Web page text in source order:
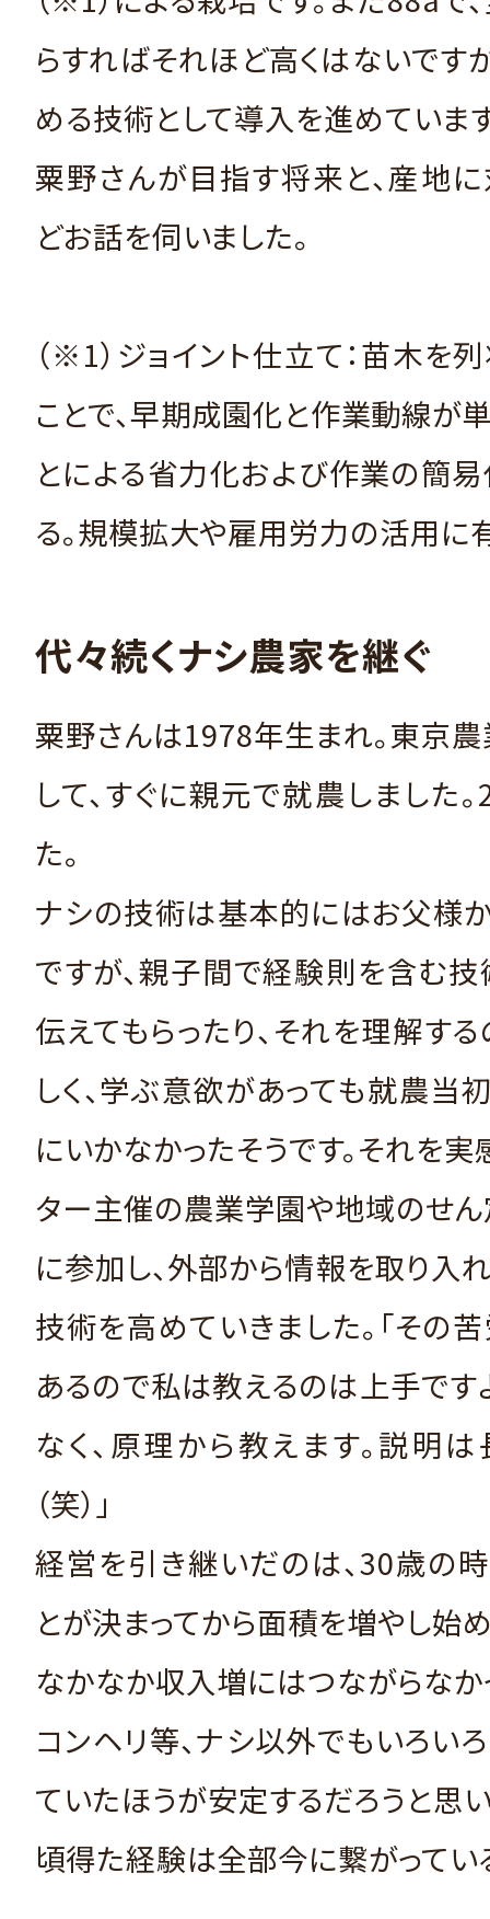
らすればそれほど高くはないです
める技術として導入を進めていま
粟野さんが目指す将来と、産地
どお話を伺いました。
（※1）ジョイント仕立て：苗木を
ことで、早期成園化と作業動線が
とによる省力化および作業の簡
る。規模拡大や雇用労力の活用に
代々続くナシ農家を継ぐ
粟野さんは1978年生まれ。東京
して、すぐに親元で就農しました
た。
ナシの技術は基本的にはお父様
ですが、親子間で経験則を含む
伝えてもらったり、それを理解す
しく、学ぶ意欲があっても就農当
にいかなかったそうです。それを実
ター主催の農業学園や地域のせ
に参加し、外部から情報を取り入
技術を高めていきました。「その
あるので私は教えるのは上手です
なく、原理から教えます。説明
（笑）」
経営を引き継いだのは、30歳の時
とが決まってから面積を増やし始め
なかなか収入増にはつながらなか
コンヘリ等、ナシ以外でもいろい
ていたほうが安定するだろうと思い
頃得た経験は全部今に繋がってい